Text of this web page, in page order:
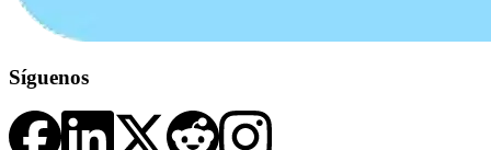
Síguenos